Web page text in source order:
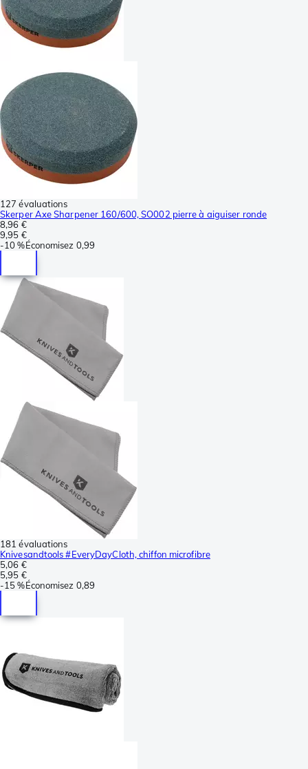
127 évaluations
Skerper Axe Sharpener 160/600, SO002 pierre à aiguiser ronde
8,96 €
9,95 €
-10 %Économisez 0,99
181 évaluations
Knivesandtools #EveryDayCloth, chiffon microfibre
5,06 €
5,95 €
-15 %Économisez 0,89